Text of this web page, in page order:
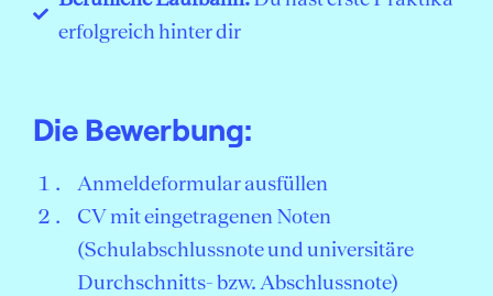
erfolgreich hinter dir
Die Bewerbung:
Anmeldeformular ausfüllen
CV mit eingetragenen Noten
(Schulabschlussnote und universitäre
Durchschnitts- bzw. Abschlussnote)